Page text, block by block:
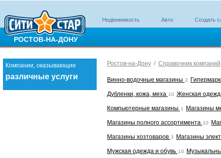
РОСТОВ-НА-ДОНУ
Недвижимость Авто Создать
Компании, оказывающие
различные услуги
Ростов-на-Дону / Справочник компаний
Винно-водочные магазины 2
Дубленки, кожа, меха 10 Женская
Компьютерные магазины 1 Магазины
Магазины полного ассортимента 10
Магазины хозтоваров 3 Магазины
Мужская одежда и обувь 10